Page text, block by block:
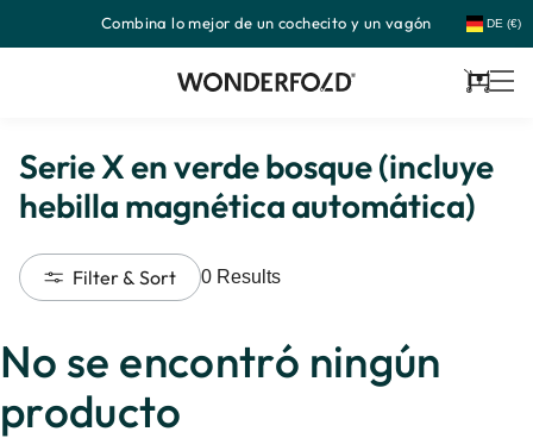
directamente
Combina lo mejor de un cochecito y un vagón DE (€)
Serie X en verde bosque (incluye
hebilla magnética automática)
Filter & Sort 0 Results
No se encontró ningún
producto